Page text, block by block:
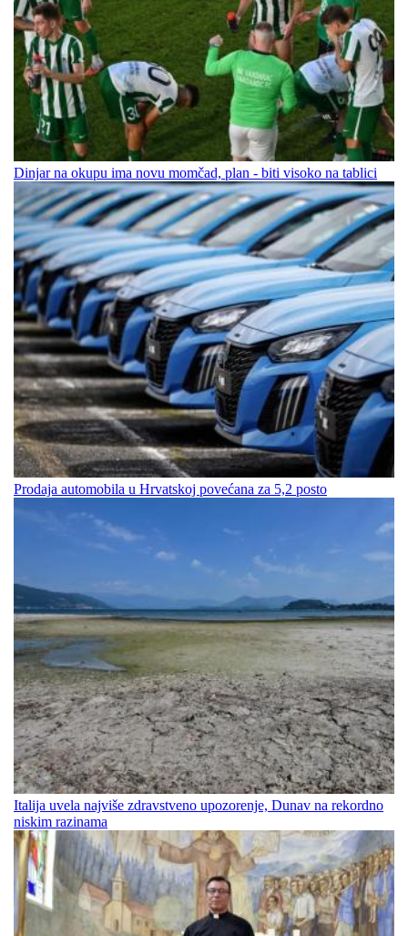
Dinjar na okupu ima novu momčad, plan - biti visoko na tablici
Prodaja automobila u Hrvatskoj povećana za 5,2 posto
Italija uvela najviše zdravstveno upozorenje, Dunav na rekordno
niskim razinama